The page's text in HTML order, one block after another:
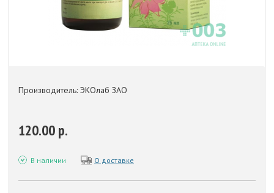
Производитель: ЭКОлаб ЗАО
120.00 р.
В наличии О доставке